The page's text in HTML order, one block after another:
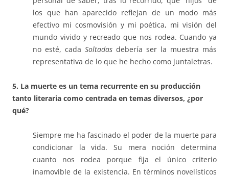
los que han aparecido reflejan de un modo más
efectivo mi cosmovisión y mi poética, mi visión del
mundo vivido y recreado que nos rodea. Cuando ya
no esté, cada Soltadas debería ser la muestra más
representativa de lo que he hecho como juntaletras.
5. La muerte es un tema recurrente en su producción
tanto literaria como centrada en temas diversos, ¿por
qué?
Siempre me ha fascinado el poder de la muerte para
condicionar la vida. Su mera noción determina
cuanto nos rodea porque fija el único criterio
inamovible de la existencia. En términos novelísticos